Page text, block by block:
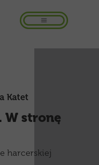
Katet
W stronę
harcerskiej